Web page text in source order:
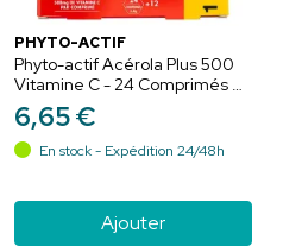
PHYTO-ACTIF
Phyto-actif Acérola Plus 500
Vitamine C - 24 Comprimés + 1
Tube de 12 Comprimés
OFFERT
6,65€
En stock - Expédition 24/48h
Ajouter